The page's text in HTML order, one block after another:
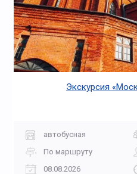
Экскурсия
автобусная
По маршруту
08.08.2026